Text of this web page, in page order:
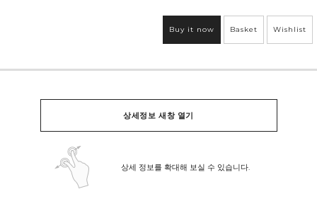
Buy it now Basket Wishlist
상세정보 새창 열기
상세 정보를 확대해 보실 수 있습니다.